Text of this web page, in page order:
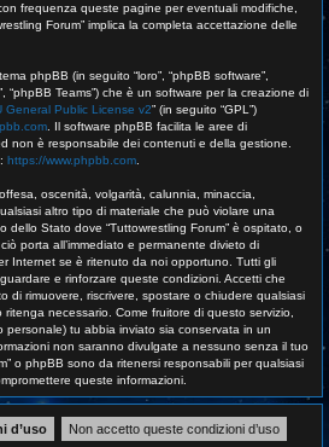
frequenza queste pagine per eventuali modifiche,
Forum” implica la completa accettazione delle
phpBB (in seguito “loro”, “phpBB software”,
“phpBB Teams”) che è un software per la creazione di
General Public License v2” (in seguito “GPL”)
. Il software phpBB facilita le aree di
non è responsabile dei contenuti e della gestione.
https://www.phpbb.com
oscenità, volgarità, calunnia, minaccia,
altro tipo di materiale che può violare una
dello Stato dove “Tuttowrestling Forum” è ospitato, o
porta all’immediato e permanente divieto di
Internet se è ritenuto da noi opportuno. Tutti gli
e rinforzare queste condizioni. Accetti che
di rimuovere, riscrivere, spostare o chiudere qualsiasi
necessario. Come fruitore di questo servizio,
personale) tu abbia inviato sia conservata in un
non saranno divulgate a nessuno senza il tuo
o phpBB sono da ritenersi responsabili per qualsiasi
queste informazioni.